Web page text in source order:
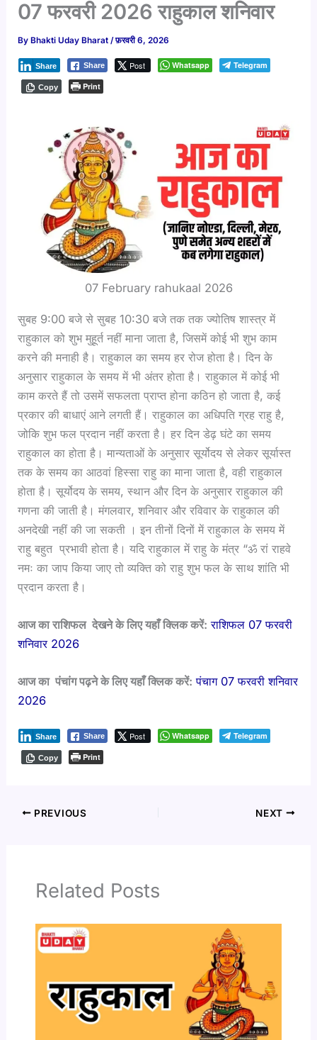
07 फरवरी 2026 राहुकाल शनिवार
By Bhakti Uday Bharat/फ़रवरी 6, 2026
Share Post
Share Whatsapp Telegram
Copy Print
07 February rahukaal 2026
सुबह 9:00 बजे से सुबह 10:30 बजे तक तक ज्योतिष शास्त्र में
राहुकाल को शुभ मुहूर्त नहीं माना जाता है, जिसमें कोई भी शुभ काम
करने की मनाही है। राहुकाल का समय हर रोज होता है। दिन के
अनुसार राहुकाल के समय में भी अंतर होता है। राहुकाल में कोई भी
काम करते हैं तो उसमें सफलता प्राप्त होना कठिन हो जाता है, कई
प्रकार की बाधाएं आने लगती हैं। राहुकाल का अधिपति ग्रह राहु है,
जोकि शुभ फल प्रदान नहीं करता है। हर दिन डेढ़ घंटे का समय
राहुकाल का होता है। मान्यताओं के अनुसार सूर्योदय से लेकर सूर्यास्त
तक के समय का आठवां हिस्सा राहु का माना जाता है, वही राहुकाल
होता है। सूर्योदय के समय, स्थान और दिन के अनुसार राहुकाल की
गणना की जाती है। मंगलवार, शनिवार और रविवार के राहुकाल की
अनदेखी नहीं की जा सकती । इन तीनों दिनों में राहुकाल के समय में
राहु बहुत प्रभावी होता है। यदि राहुकाल में राहु के मंत्र “ॐ रां राहवे
नमः का जाप किया जाए तो व्यक्ति को राहु शुभ फल के साथ शांति भी
प्रदान करता है।
आज का राशिफल देखने के लिए यहाँ क्लिक करें: राशिफल 07 फरवरी
शनिवार 2026
आज का पंचांग पढ़ने के लिए यहाँ क्लिक करें: पंचाग 07 फरवरी शनिवार
2026
Share Post
Share Whatsapp Telegram
Copy Print
PREVIOUS NEXT
Related Posts